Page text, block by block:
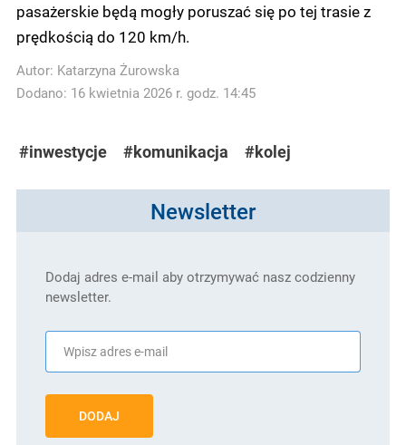
pasażerskie będą mogły poruszać się po tej trasie z
prędkością do 120 km/h.
Autor: Katarzyna Żurowska
Dodano: 16 kwietnia 2026 r. godz. 14:45
#inwestycje #komunikacja #kolej
Newsletter
Dodaj adres e-mail aby otrzymywać nasz codzienny
newsletter.
DODAJ